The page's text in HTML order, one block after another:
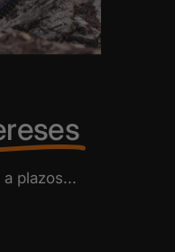
plazos...